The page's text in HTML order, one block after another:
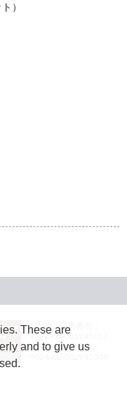
）
JASRAC許諾番号：
9024936001Y45037
JASRAC許諾番号：
These are
and to give us